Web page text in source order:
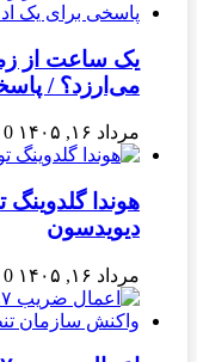
می‌ارزد؟ /
مرداد ۱۶, ۱۴۰۵ 0
هوندا
دیویدسون
مرداد ۱۶, ۱۴۰۵ 0